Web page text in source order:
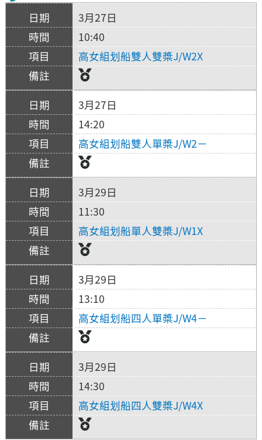
3月27日
10:40
高女組划船雙人雙槳J/W2X
3月27日
14:20
高女組划船雙人單槳J/W2－
3月29日
11:30
高女組划船單人雙槳J/W1X
3月29日
13:10
高女組划船四人單槳J/W4－
3月29日
14:30
高女組划船四人雙槳J/W4X